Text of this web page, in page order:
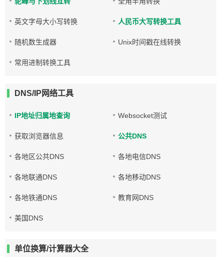
英文字母大小写转换 人民币大写转换工具
随机数生成器 Unix时间戳在线转换
常用进制转换工具
DNS/IP网络工具
IP地址归属地查询 Websocket测试
获取浏览器信息 公共DNS
各地区公共DNS 各地电信DNS
各地联通DNS 各地移动DNS
各地铁通DNS 教育网DNS
美国DNS
单位换算/计算器大全